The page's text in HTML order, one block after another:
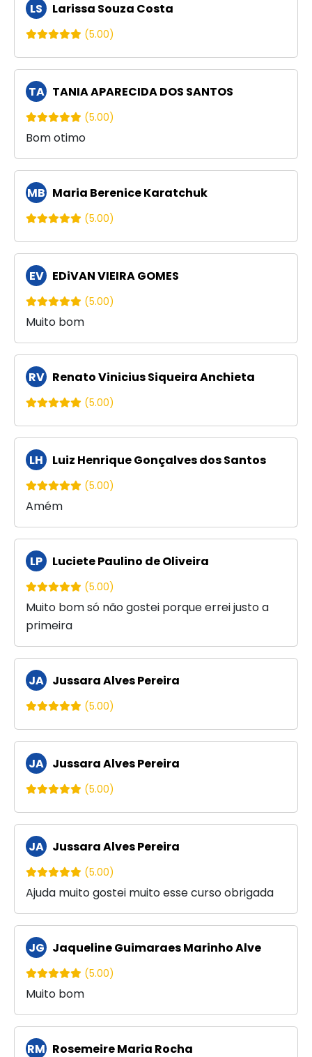
LS Larissa Souza Costa
(5.00)
TA TANIA APARECIDA DOS SANTOS
(5.00)
Bom otimo
MB Maria Berenice Karatchuk
(5.00)
EV EDiVAN VIEIRA GOMES
(5.00)
Muito bom
RV Renato Vinicius Siqueira Anchieta
(5.00)
LH Luiz Henrique Gonçalves dos Santos
(5.00)
Amém
LP Luciete Paulino de Oliveira
(5.00)
Muito bom só não gostei porque errei justo a
primeira
JA Jussara Alves Pereira
(5.00)
JA Jussara Alves Pereira
(5.00)
JA Jussara Alves Pereira
(5.00)
Ajuda muito gostei muito esse curso obrigada
JG Jaqueline Guimaraes Marinho Alve
(5.00)
Muito bom
RM Rosemeire Maria Rocha